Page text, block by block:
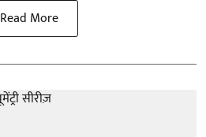
Read More